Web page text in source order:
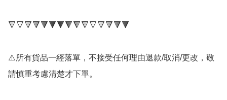
🔻🔻🔻🔻🔻🔻🔻🔻🔻🔻🔻🔻🔻🔻🔻
⚠️所有貨品一經落單，不接受任何理由退款/取消/更改，敬
請慎重考慮清楚才下單。